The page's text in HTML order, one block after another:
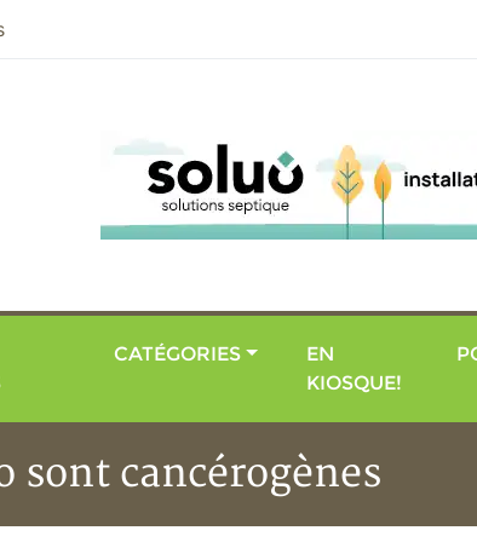
CATÉGORIES
EN
KIOSQUE!
sont cancérogènes